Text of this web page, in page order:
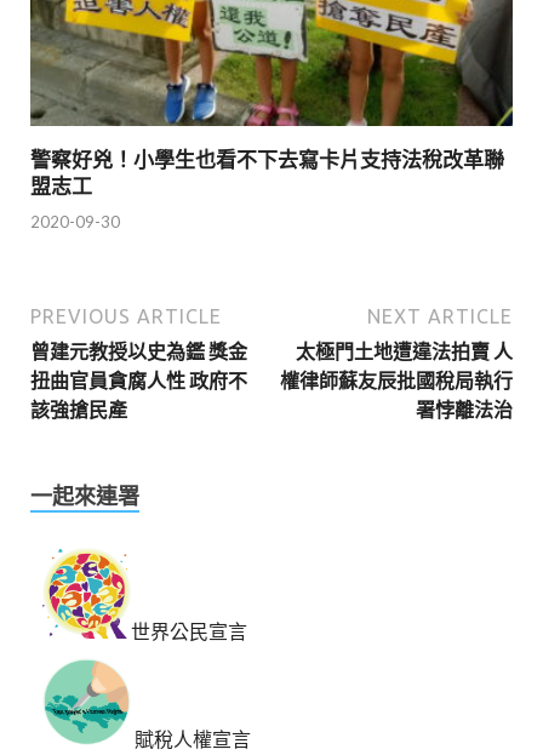
警察好兇！小學生也看不下去寫卡片支持法稅改革聯
盟志工
2020-09-30
PREVIOUS ARTICLE
曾建元教授以史為鑑 獎金
扭曲官員貪腐人性 政府不
該強搶民產
NEXT ARTICLE
太極門土地遭違法拍賣 人
權律師蘇友辰批國稅局執行
署悖離法治
一起來連署
世界公民宣言
賦稅人權宣言